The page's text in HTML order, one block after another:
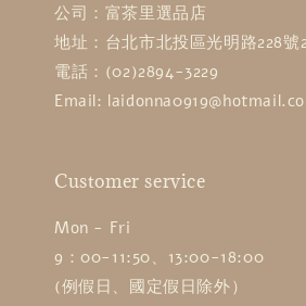
公司：富茶里選品店
地址：台北市北投區光明路228號
電話：(02)2894-3229
Email:
Customer service
Mon - Fri
9：00-11:50、13:00-18:00
(例假日、國定假日除外）